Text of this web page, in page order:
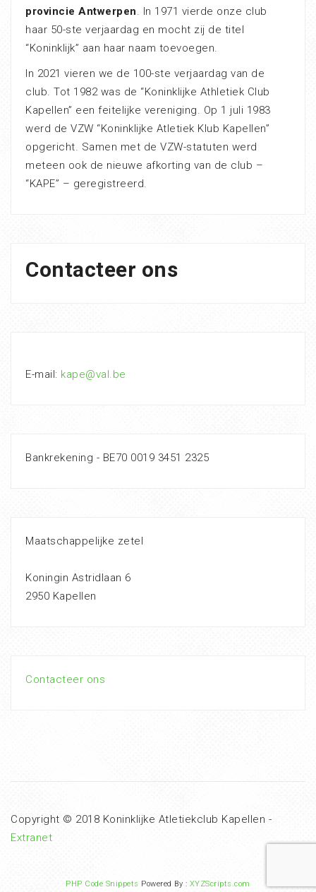
provincie Antwerpen. In 1971 vierde onze club
haar 50-ste verjaardag en mocht zij de titel
“Koninklijk” aan haar naam toevoegen.
In 2021 vieren we de 100-ste verjaardag van de
club. Tot 1982 was de “Koninklijke Athletiek Club
Kapellen” een feitelijke vereniging. Op 1 juli 1983
werd de VZW “Koninklijke Atletiek Klub Kapellen”
opgericht. Samen met de VZW-statuten werd
meteen ook de nieuwe afkorting van de club –
“KAPE” – geregistreerd.
Contacteer ons
E-mail: kape@val.be
Bankrekening - BE70 0019 3451 2325
Maatschappelijke zetel
Koningin Astridlaan 6
2950 Kapellen
Contacteer ons
Copyright © 2018 Koninklijke Atletiekclub Kapellen -
Extranet
PHP Code Snippets Powered By : XYZScripts.com